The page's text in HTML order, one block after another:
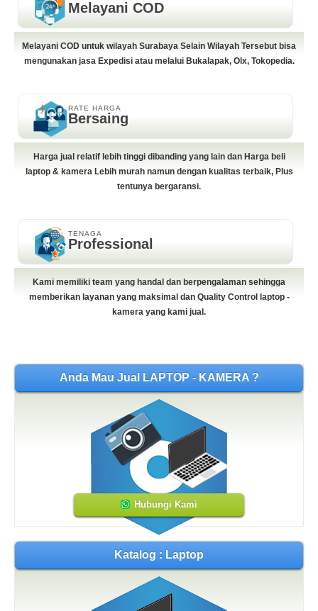
Melayani COD
Melayani COD untuk wilayah Surabaya Selain Wilayah Tersebut bisa
mengunakan jasa Expedisi atau melalui Bukalapak, Olx, Tokopedia.
RATE HARGA
Bersaing
Harga jual relatif lebih tinggi dibanding yang lain dan Harga beli
laptop & kamera Lebih murah namun dengan kualitas terbaik, Plus
tentunya bergaransi.
TENAGA
Professional
Kami memiliki team yang handal dan berpengalaman sehingga
memberikan layanan yang maksimal dan Quality Control laptop -
kamera yang kami jual.
Anda Mau Jual LAPTOP - KAMERA ?
Hubungi Kami
Katalog : Laptop